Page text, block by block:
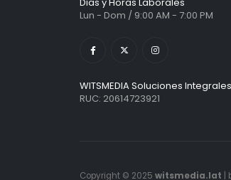
Lun - Dom / 9:00 AM - 7:00 PM
WITSMEDIA Soluciones Integrales
RUC: 20614723921
Copyright © 2025 witsmedia.lat |